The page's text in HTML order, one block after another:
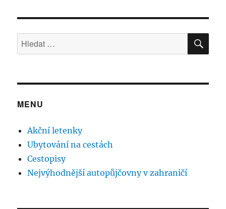
Hledat:
MENU
Akční letenky
Ubytování na cestách
Cestopisy
Nejvýhodnější autopůjčovny v zahraničí